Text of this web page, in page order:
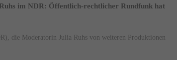
im NDR: Öffentlich-rechtlicher Rundfunk hat
die Moderatorin Julia Ruhs von weiteren Produktionen